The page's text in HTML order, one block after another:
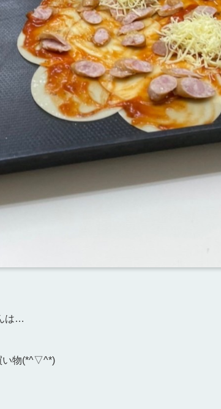
は…
物(*^▽^*)